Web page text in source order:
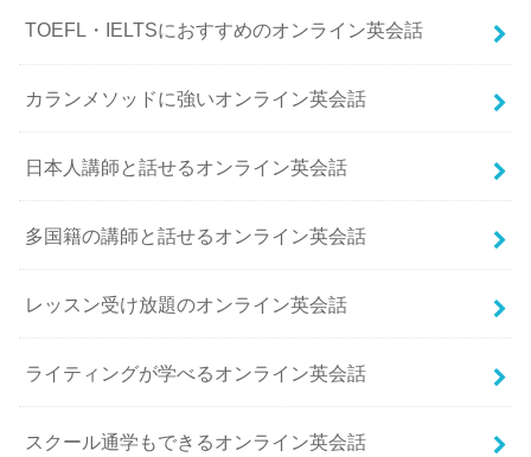
TOEFL・IELTSにおすすめのオンライン英会話
カランメソッドに強いオンライン英会話
日本人講師と話せるオンライン英会話
多国籍の講師と話せるオンライン英会話
レッスン受け放題のオンライン英会話
ライティングが学べるオンライン英会話
スクール通学もできるオンライン英会話